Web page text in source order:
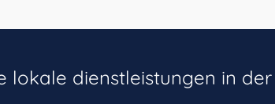
lokale dienstleistungen in